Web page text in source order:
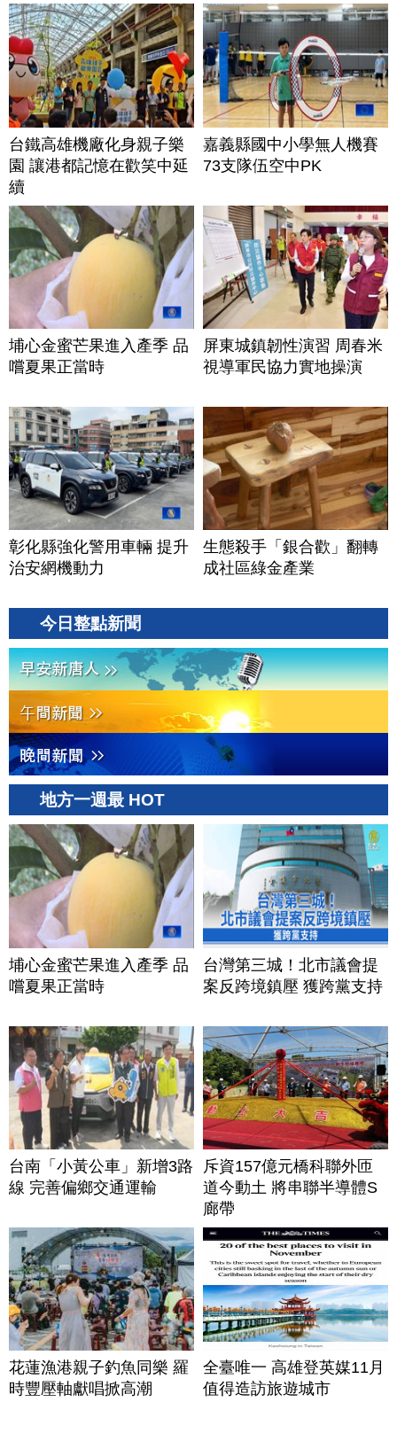
台鐵高雄機廠化身親子樂
園 讓港都記憶在歡笑中延
續
嘉義縣國中小學無人機賽
73支隊伍空中PK
埔心金蜜芒果進入產季 品
嚐夏果正當時
屏東城鎮韌性演習 周春米
視導軍民協力實地操演
彰化縣強化警用車輛 提升
治安網機動力
生態殺手「銀合歡」翻轉
成社區綠金產業
今日整點新聞
地方一週最 HOT
埔心金蜜芒果進入產季 品
嚐夏果正當時
台灣第三城！北市議會提
案反跨境鎮壓 獲跨黨支持
台南「小黃公車」新增3路
線 完善偏鄉交通運輸
斥資157億元橋科聯外匝
道今動土 將串聯半導體S
廊帶
花蓮漁港親子釣魚同樂 羅
時豐壓軸獻唱掀高潮
全臺唯一 高雄登英媒11月
值得造訪旅遊城市